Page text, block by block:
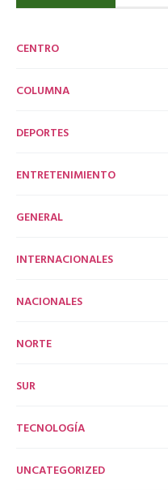
CENTRO
COLUMNA
DEPORTES
ENTRETENIMIENTO
GENERAL
INTERNACIONALES
NACIONALES
NORTE
SUR
TECNOLOGÍA
UNCATEGORIZED